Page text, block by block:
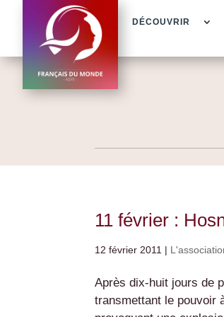
DÉCOUVRIR
11 février :
12 février 2011 |
Après dix-huit jours de
transmettant le pouvoir